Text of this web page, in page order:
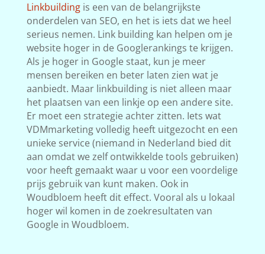
Linkbuildingis een van de belangrijkste
onderdelen van SEO, en het is iets dat we heel
serieus nemen. Link building kan helpen om je
website hoger in de Googlerankings te krijgen.
Als je hoger in Google staat, kun je meer
mensen bereiken en beter laten zien wat je
aanbiedt. Maar linkbuilding is niet alleen maar
het plaatsen van een linkje op een andere site.
Er moet een strategie achter zitten. Iets wat
VDMmarketing volledig heeft uitgezocht en een
unieke service (niemand in Nederland bied dit
aan omdat we zelf ontwikkelde tools gebruiken)
voor heeft gemaakt waar u voor een voordelige
prijs gebruik van kunt maken. Ook in
Woudbloem heeft dit effect. Vooral als u lokaal
hoger wil komen in de zoekresultaten van
Google in Woudbloem.